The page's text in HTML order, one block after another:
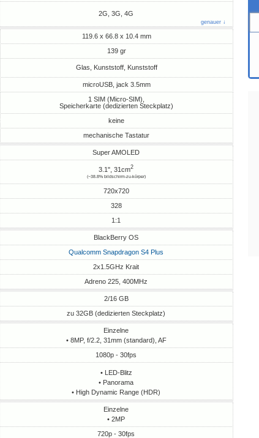
2G, 3G, 4G
genauer ↓
119.6 x 66.8 x 10.4 mm
139 gr
Glas, Kunststoff, Kunststoff
microUSB, jack 3.5mm
1 SIM (Micro-SIM),
Speicherkarte (dedizierten Steckplatz)
keine
mechanische Tastatur
Super AMOLED
3.1", 31cm2
(~38.8% bildschirm-zu-körper)
720x720
328
1:1
BlackBerry OS
Qualcomm Snapdragon S4 Plus
2x1.5GHz Krait
Adreno 225, 400MHz
2/16 GB
zu 32GB (dedizierten Steckplatz)
Einzelne
• 8MP, f/2.2, 31mm (standard), AF
1080p - 30fps
• LED-Blitz
• Panorama
• High Dynamic Range (HDR)
Einzelne
• 2MP
720p - 30fps